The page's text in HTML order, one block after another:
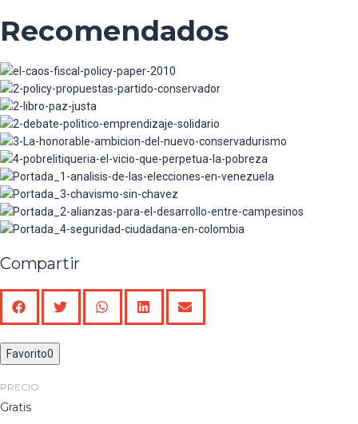
Recomendados
Policy Paper El Caos Fiscal - La regla propuesta
no seria operante
Partido Conservador Colombiano en Temas
Presupuestales, Fiscales y Tributarios
PAZ JUSTA – En contra de la impunidad y a
favor de las víctimas, la justicia y la paz
Emprendizaje Solidario
La Honorable Ambición del Nuevo
Conservadurismo
POBRELITIQUERIA-El vicio que perpetúa la
pobreza
Análisis de las elecciones en Venezuela y
Ecuador
Chavismo Sin Chávez, Un Modelo en Suspenso
Alianzas para el Desarrollo entre Campesinos,
Grandes y Medianos Empresarios, Sector
Financiero y Estado
Seguridad Ciudadana En Colombia - Referentes,
retos y perspectivas en un escenario de post-
conflicto
Compartir
Favorito0
PRECIO
Gratis